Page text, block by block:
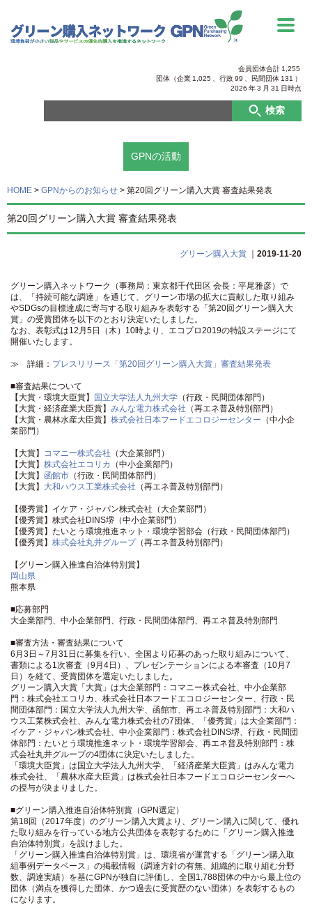
会員団体合計 1,255
団体（企業 1,025 、行政99 民間団体 131 ）
2026 年3 月 31 日時点
検索
GPNの活動
HOME > GPNからのお知らせ > 第20回グリーン購入大賞 審査結果発表
第20回グリーン購入大賞 審査結果発表
グリーン購入大賞 ｜ 2019-11-20
グリーン購入ネットワーク（事務局：東京都千代田区 会長：平尾雅彦）で
は、「持続可能な調達」を通じて、グリーン市場の拡大に貢献した取り組み
やSDGsの目標達成に寄与する取り組みを表彰する「第20回グリーン購入大
賞」の受賞団体を以下のとおり決定いたしました。
なお、表彰式は12月5日（木）10時より、エコプロ2019の特設ステージにて
開催いたします。
≫ 詳細： プレスリリース「第20回グリーン購入大賞」審査結果発表
■審査結果について
【大賞・環境大臣賞】 国立大学法人九州大学 （行政・民間団体部門）
【大賞・経済産業大臣賞】 みんな電力株式会社 （再エネ普及特別部門）
【大賞・農林水産大臣賞】 株式会社日本フードエコロジーセンター （中小企
業部門）
【大賞】 コマニー株式会社 （大企業部門）
【大賞】 株式会社エコリカ
（中小企業部門）
【大賞】 函館市 （行政・民間団体部門）
【大賞】 大和ハウス工業株式会社 （再エネ普及特別部門）
【優秀賞】イケア・ジャパン株式会社（大企業部門）
【優秀賞】株式会社DINS堺（中小企業部門）
【優秀賞】たいとう環境推進ネット・環境学習部会（行政・民間団体部門）
【優秀賞】 株式会社丸井グループ（再エネ普及特別部門）
【グリーン購入推進自治体特別賞】
岡山県
熊本県
■応募部門
大企業部門、中小企業部門、行政・民間団体部門、再エネ普及特別部門
■審査方法・審査結果について
6月3日～7月31日に募集を行い、全国より応募のあった取り組みについて、
書類による1次審査（9月4日）、プレゼンテーションによる本審査（10月7
日）を経て、受賞団体を選定いたしました。
グリーン購入大賞「大賞」は大企業部門：コマニー株式会社、中小企業部
門：株式会社エコリカ、株式会社日本フードエコロジーセンター、行政・民
間団体部門：国立大学法人九州大学、函館市、再エネ普及特別部門：大和ハ
ウス工業株式会社、みんな電力株式会社の7団体、「優秀賞」は大企業部門：
イケア・ジャパン株式会社、中小企業部門：株式会社DINS堺、行政・民間団
体部門：たいとう環境推進ネット・環境学習部会、再エネ普及特別部門：株
式会社丸井グループの4団体に決定いたしました。
「環境大臣賞」は国立大学法人九州大学、「経済産業大臣賞」はみんな電力
株式会社、「農林水産大臣賞」は株式会社日本フードエコロジーセンターへ
の授与が決まりました。
■グリーン購入推進自治体特別賞（GPN選定）
第18回（2017年度）のグリーン購入大賞より、グリーン購入に関して、優れ
た取り組みを行っている地方公共団体を表彰するために「グリーン購入推進
自治体特別賞」を設けました。
「グリーン購入推進自治体特別賞」は、環境省が運営する「グリーン購入取
組事例データベース」の掲載情報（調達方針の有無、組織的に取り組む分野
数、調達実績）を基にGPNが独自に評価し、全国1,788団体の中から最上位の
団体（満点を獲得した団体、かつ過去に受賞歴のない団体）を表彰するもの
になります。